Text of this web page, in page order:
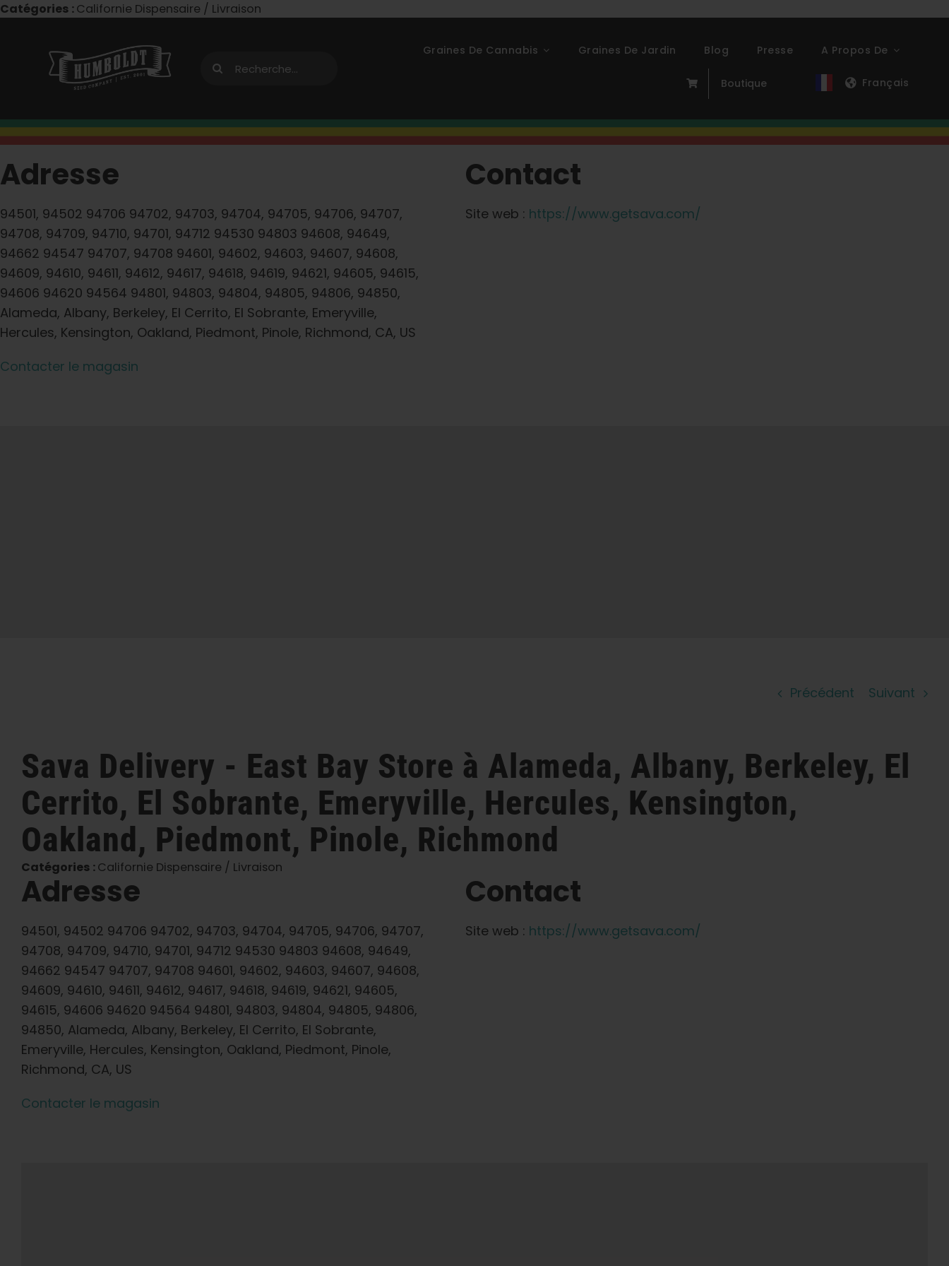
Skip
Catégories :Californie Dispensaire / Livraison
Recherche
Graines De Cannabis Graines De Jardin Blog Presse A Propos De
Boutique Français
Adresse
94501, 94502 94706 94702, 94703, 94704, 94705, 94706, 94707,
94708, 94709, 94710, 94701, 94712 94530 94803 94608, 94649,
94662 94547 94707, 94708 94601, 94602, 94603, 94607, 94608,
94609, 94610, 94611, 94612, 94617, 94618, 94619, 94621, 94605, 94615,
94606 94620 94564 94801, 94803, 94804, 94805, 94806, 94850,
Alameda, Albany, Berkeley, El Cerrito, El Sobrante, Emeryville,
Hercules, Kensington, Oakland, Piedmont, Pinole, Richmond, CA, US
Contact
Site web : https://www.getsava.com/
Contacter le magasin
Précédent Suivant
Sava Delivery - East Bay Store à Alameda, Albany, Berkeley, El
Cerrito, El Sobrante, Emeryville, Hercules, Kensington,
Oakland, Piedmont, Pinole, Richmond
Catégories :Californie Dispensaire / Livraison
Adresse
94501, 94502 94706 94702, 94703, 94704, 94705, 94706, 94707,
94708, 94709, 94710, 94701, 94712 94530 94803 94608, 94649,
94662 94547 94707, 94708 94601, 94602, 94603, 94607, 94608,
94609, 94610, 94611, 94612, 94617, 94618, 94619, 94621, 94605,
94615, 94606 94620 94564 94801, 94803, 94804, 94805, 94806,
94850, Alameda, Albany, Berkeley, El Cerrito, El Sobrante,
Emeryville, Hercules, Kensington, Oakland, Piedmont, Pinole,
Richmond, CA, US
Contact
Site web : https://www.getsava.com/
Contacter le magasin